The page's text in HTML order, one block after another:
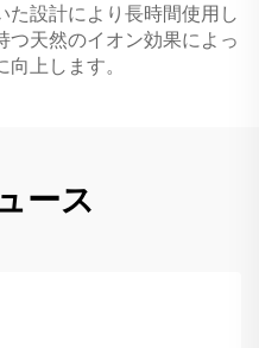
た設計により長時間使用し
つ天然のイオン効果によっ
上します。
ース